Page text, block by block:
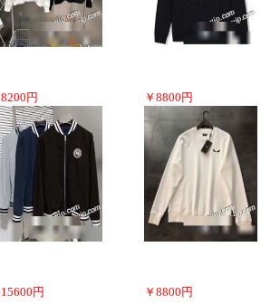
8200 円 ￥ 8800 円
15600 円 ￥ 8800 円